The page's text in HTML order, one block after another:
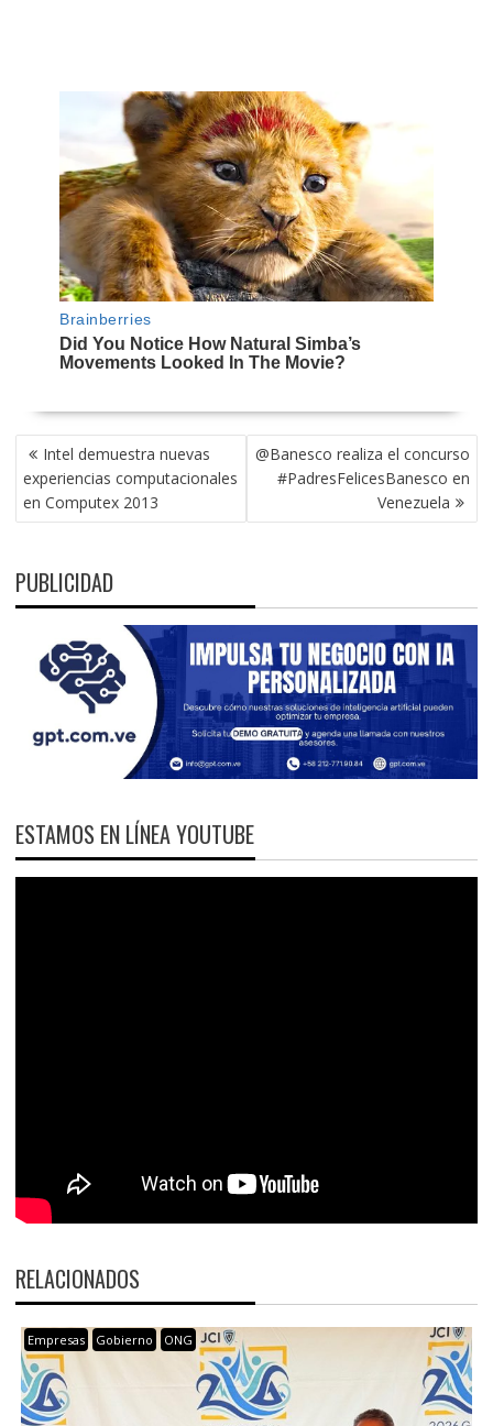
NAVEGACIÓN
DE
ENTRADAS
Intel demuestra nuevas
experiencias computacionales
en Computex 2013
@Banesco realiza el concurso
#PadresFelicesBanesco en
Venezuela
PUBLICIDAD
ESTAMOS EN LÍNEA YOUTUBE
RELACIONADOS
Empresas Gobierno ONG